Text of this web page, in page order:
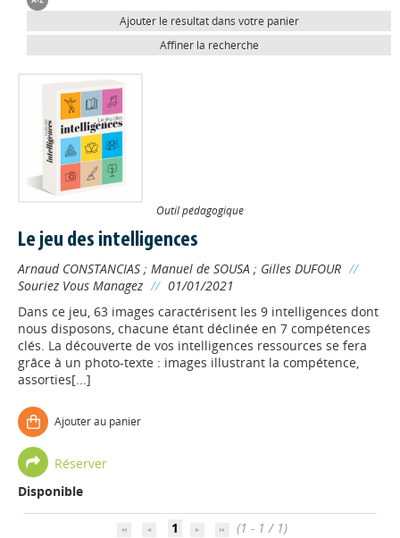
Ajouter le résultat dans votre panier
Affiner la recherche
Outil pédagogique
Le jeu des intelligences
Arnaud CONSTANCIAS ; Manuel de SOUSA ; Gilles DUFOUR //
Souriez Vous Managez // 01/01/2021
Dans ce jeu, 63 images caractérisent les 9 intelligences dont
nous disposons, chacune étant déclinée en 7 compétences
clés. La découverte de vos intelligences ressources se fera
grâce à un photo-texte : images illustrant la compétence,
assorties[...]
Ajouter au panier
Réserver
Disponible
1 (1 - 1 / 1)